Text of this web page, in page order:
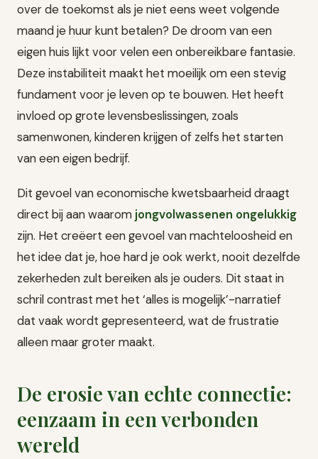
over de toekomst als je niet eens weet volgende
maand je huur kunt betalen? De droom van een
eigen huis lijkt voor velen een onbereikbare fantasie.
Deze instabiliteit maakt het moeilijk om een stevig
fundament voor je leven op te bouwen. Het heeft
invloed op grote levensbeslissingen, zoals
samenwonen, kinderen krijgen of zelfs het starten
van een eigen bedrijf.
Dit gevoel van economische kwetsbaarheid draagt
direct bij aan waarom jongvolwassenen ongelukkig
zijn. Het creëert een gevoel van machteloosheid en
het idee dat je, hoe hard je ook werkt, nooit dezelfde
zekerheden zult bereiken als je ouders. Dit staat in
schril contrast met het ‘alles is mogelijk’-narratief
dat vaak wordt gepresenteerd, wat de frustratie
alleen maar groter maakt.
De erosie van echte connectie:
eenzaam in een verbonden
wereld